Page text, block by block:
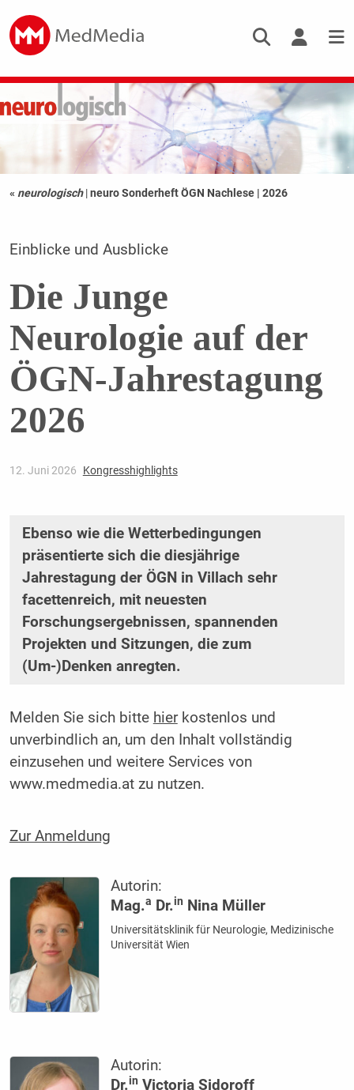
« neurologisch |neuro Sonderheft ÖGN Nachlese | 2026
Einblicke und Ausblicke
Die Junge
Neurologie auf der
ÖGN-Jahrestagung
2026
12. Juni 2026 Kongresshighlights
Ebenso wie die Wetterbedingungen
präsentierte sich die diesjährige
Jahrestagung der ÖGN in Villach sehr
facettenreich, mit neuesten
Forschungsergebnissen, spannenden
Projekten und Sitzungen, die zum
(Um-)Denken anregten.
Melden Sie sich bitte hierkostenlos und
unverbindlich an, um den Inhalt vollständig
einzusehen und weitere Services von
www.medmedia.at zu nutzen.
Zur Anmeldung
Autorin:
Mag.a Dr.in Nina Müller
Universitätsklinik für Neurologie, Medizinische
Universität Wien
Autorin:
Dr.in Victoria Sidoroff